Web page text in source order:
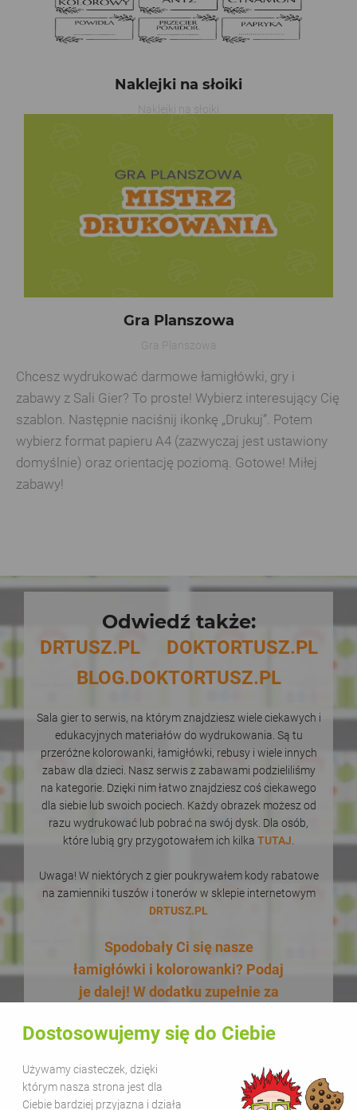
Dostosowujemy się do Ciebie
Używamy ciasteczek, dzięki
którym nasza strona jest dla
Ciebie bardziej przyjazna i działa
Naklejki na słoiki
Naklejki na słoiki
Gra Planszowa
Gra Planszowa
Chcesz wydrukować darmowe łamigłówki, gry i
zabawy z Sali Gier? To proste! Wybierz interesujący Cię
szablon. Następnie naciśnij ikonkę „Drukuj”. Potem
wybierz format papieru A4 (zazwyczaj jest ustawiony
domyślnie) oraz orientację poziomą. Gotowe! Miłej
zabawy!
Odwiedź także:
DRTUSZ.PL
DOKTORTUSZ.PL
BLOG.DOKTORTUSZ.PL
Sala gier to serwis, na którym znajdziesz wiele ciekawych i
edukacyjnych materiałów do wydrukowania. Są tu
przeróżne kolorowanki, łamigłówki, rebusy i wiele innych
zabaw dla dzieci. Nasz serwis z zabawami podzieliliśmy
na kategorie. Dzięki nim łatwo znajdziesz coś ciekawego
dla siebie lub swoich pociech. Każdy obrazek możesz od
razu wydrukować lub pobrać na swój dysk. Dla osób,
które lubią gry przygotowałem ich kilka TUTAJ
Uwaga! W niektórych z gier poukrywałem kody rabatowe
na zamienniki tuszów i tonerów w sklepie internetowym
DRTUSZ.PL
Spodobały Ci się nasze
łamigłówki i kolorowanki? Podaj
je dalej! W dodatku zupełnie za
materiałów w celach
Wystarczy, że zamieścisz na
swojej stronie lub kanale